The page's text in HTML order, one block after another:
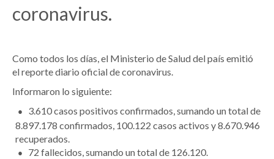
coronavirus.
Como todos los días, el Ministerio de Salud del país emitió
el reporte diario oficial de coronavirus.
Informaron lo siguiente:
3.610 casos positivos confirmados, sumando un total de
8.897.178 confirmados, 100.122 casos activos y 8.670.946
recuperados.
72 fallecidos, sumando un total de 126.120.